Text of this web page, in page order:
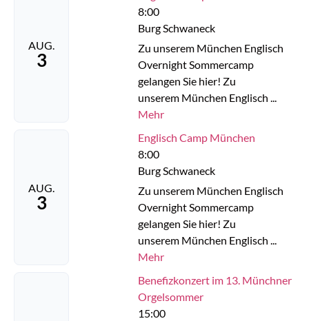
AUG.
3
8:00
Burg Schwaneck
Zu unserem München Englisch
Overnight Sommercamp
gelangen Sie hier! Zu
unserem München Englisch ...
Mehr
AUG.
3
Englisch Camp München
8:00
Burg Schwaneck
Zu unserem München Englisch
Overnight Sommercamp
gelangen Sie hier! Zu
unserem München Englisch ...
Mehr
Benefizkonzert im 13. Münchner
Orgelsommer
15:00